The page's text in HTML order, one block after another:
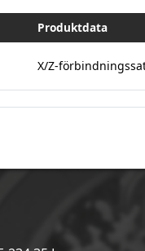
Produktdata
X/Z-